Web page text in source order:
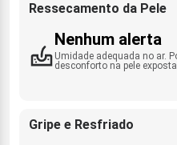
Ressecamento da Pele
Nenhum alerta
Umidade adequada no ar.
desconforto na pele
Gripe e Resfriado